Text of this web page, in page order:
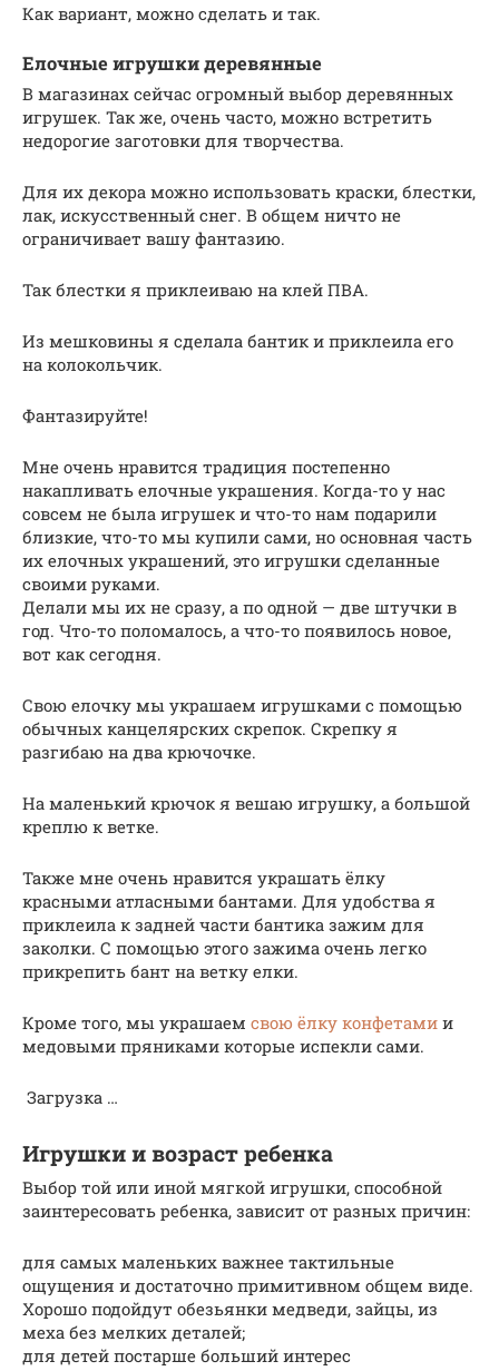
Как вариант, можно сделать и так.
Елочные игрушки деревянные
В магазинах сейчас огромный выбор деревянных
игрушек. Так же, очень часто, можно встретить
недорогие заготовки для творчества.
Для их декора можно использовать краски, блестки,
лак, искусственный снег. В общем ничто не
ограничивает вашу фантазию.
Так блестки я приклеиваю на клей ПВА.
Из мешковины я сделала бантик и приклеила его
на колокольчик.
Фантазируйте!
Мне очень нравится традиция постепенно
накапливать елочные украшения. Когда-то у нас
совсем не была игрушек и что-то нам подарили
близкие, что-то мы купили сами, но основная часть
их елочных украшений, это игрушки сделанные
своими руками.
Делали мы их не сразу, а по одной — две штучки в
год. Что-то поломалось, а что-то появилось новое,
вот как сегодня.
Свою елочку мы украшаем игрушками с помощью
обычных канцелярских скрепок. Скрепку я
разгибаю на два крючочке.
На маленький крючок я вешаю игрушку, а большой
креплю к ветке.
Также мне очень нравится украшать ёлку
красными атласными бантами. Для удобства я
приклеила к задней части бантика зажим для
заколки. С помощью этого зажима очень легко
прикрепить бант на ветку елки.
Кроме того, мы украшаем свою ёлку конфетами и
медовыми пряниками которые испекли сами.
Загрузка …
Игрушки и возраст ребенка
Выбор той или иной мягкой игрушки, способной
заинтересовать ребенка, зависит от разных причин:
для самых маленьких важнее тактильные
ощущения и достаточно примитивном общем виде.
Хорошо подойдут обезьянки медведи, зайцы, из
меха без мелких деталей;
для детей постарше больший интерес